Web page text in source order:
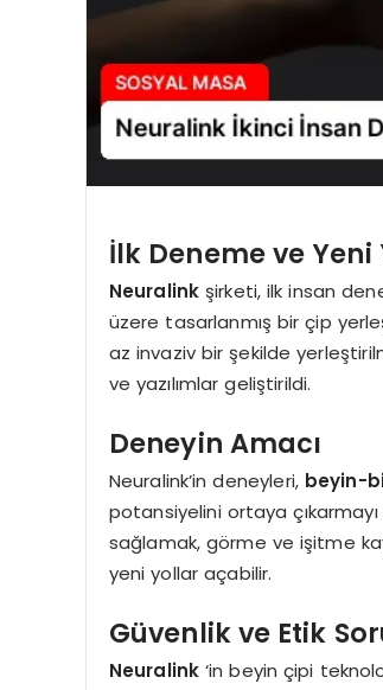
İlk Deneme ve
Neuralink şirketi, ilk insan
üzere tasarlanmış bir çip
az invaziv bir şekilde
ve yazılımlar geliştirildi.
Deneyin Amacı
Neuralink’in deneyleri, beyin-
potansiyelini ortaya
sağlamak, görme ve işitme
yeni yollar açabilir.
Güvenlik ve Etik
Neuralink ‘in beyin çipi